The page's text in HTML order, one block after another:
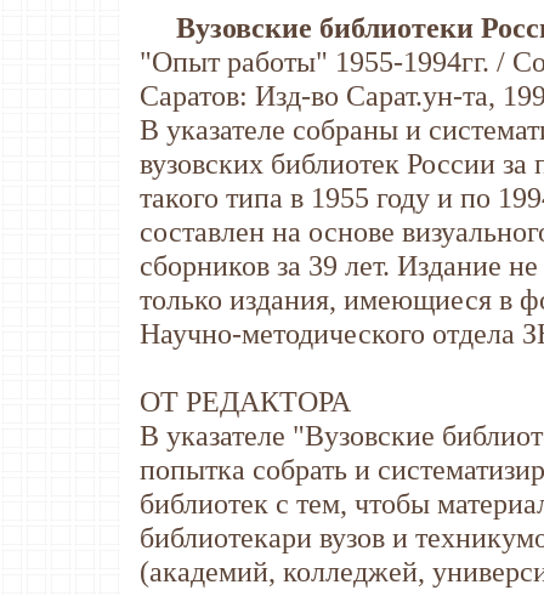
Вузовские библиотеки
"Опыт работы" 1955-1994гг. /
Саратов: Изд-во Сарат.ун-та,
В указателе собраны и
вузовских библиотек России
такого типа в 1955 году и по
составлен на основе
сборников за 39 лет. Издание
только издания, имеющиеся в
Научно-методического отдела
ОT РЕДАКТОРА
В указателе "Вузовские
попытка собрать и
библиотек с тем, чтобы
библиотекари вузов и
(академий, колледжей,